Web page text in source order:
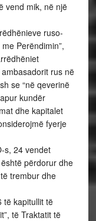
vend mik, në një
ruso-
Perëndimin”,
rus në
se “në qeverinë
kundër
dhe kapitalet
fyerje
s, 24 vendet
përdorur dhe
trembur dhe
të kapitullit të
të Traktatit të